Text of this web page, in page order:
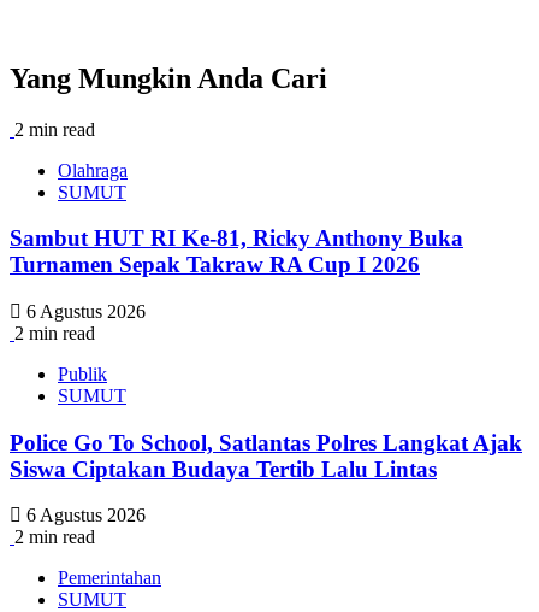
Yang Mungkin Anda Cari
2 min read
Olahraga
SUMUT
Sambut HUT RI Ke-81, Ricky Anthony Buka
Turnamen Sepak Takraw RA Cup I 2026
6 Agustus 2026
2 min read
Publik
SUMUT
Police Go To School, Satlantas Polres Langkat Ajak
Siswa Ciptakan Budaya Tertib Lalu Lintas
6 Agustus 2026
2 min read
Pemerintahan
SUMUT